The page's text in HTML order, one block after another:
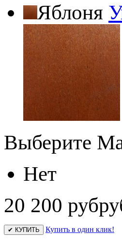
Яблоня
Выберите
Нет
20 200 руб
✔ КУПИТЬ Купить в один клик!